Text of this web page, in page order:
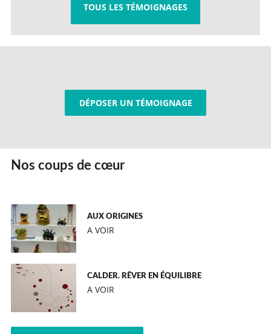
TOUS LES TÉMOIGNAGES
DÉPOSER UN TÉMOIGNAGE
Nos coups de cœur
AUX ORIGINES
A VOIR
CALDER. RÊVER EN ÉQUILIBRE
A VOIR